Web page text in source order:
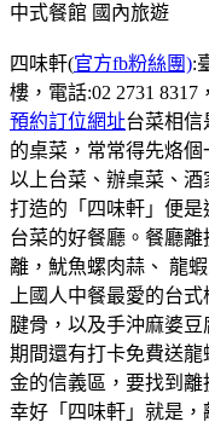
中式餐館 國內旅遊
四味軒(官方fb粉絲團):
樓，電話:02 2731 8317
預約訂位網址台菜相信
的桌菜，常常得先烙
以上台菜、辦桌菜、
打造的「四味軒」便
台菜的好餐廳。餐廳
離，魷魚螺肉蒜、 龍
上國人中餐最愛的台
腱骨，以及手沖麻婆
期間還有打卡免費送龍
金的信義區，要找到離
幸好「四味軒」就是，